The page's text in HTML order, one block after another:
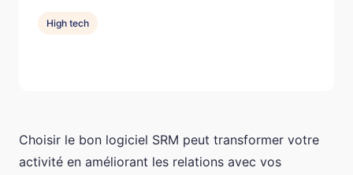
Choisir le bon logiciel SRM peut transformer votre
activité en améliorant les relations avec vos
High tech